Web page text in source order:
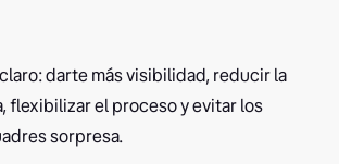
darte más visibilidad, reducir la
flexibilizar el proceso y evitar los
sorpresa.